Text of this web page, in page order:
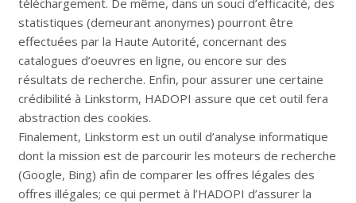
téléchargement. De même, dans un souci d’efficacité, des
statistiques (demeurant anonymes) pourront être
effectuées par la Haute Autorité, concernant des
catalogues d’oeuvres en ligne, ou encore sur des
résultats de recherche. Enfin, pour assurer une certaine
crédibilité à Linkstorm, HADOPI assure que cet outil fera
abstraction des cookies.
Finalement, Linkstorm est un outil d’analyse informatique
dont la mission est de parcourir les moteurs de recherche
(Google, Bing) afin de comparer les offres légales des
offres illégales; ce qui permet à l’HADOPI d’assurer la